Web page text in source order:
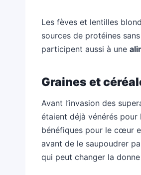
Les fèves et lentilles
sources de protéines
participent aussi à une
Graines et
Avant l’invasion des
étaient déjà vénérés pour
bénéfiques pour le cœur
avant de le saupoudrer
qui peut changer la